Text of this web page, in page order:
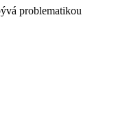
problematikou